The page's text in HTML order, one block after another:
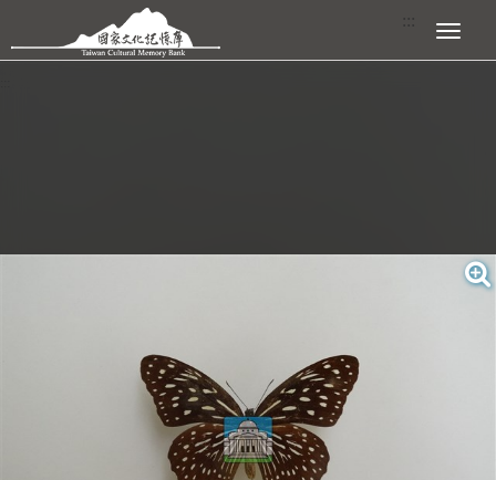
跳到主要內容區塊 展開選單